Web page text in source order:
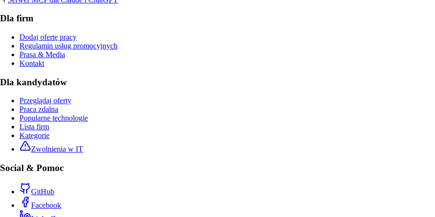
Dla firm
Dodaj ofertę pracy
Regulamin usług promocyjnych
Prasa & Media
Kontakt
Dla kandydatów
Przeglądaj oferty
Praca zdalna
Popularne technologie
Lista firm
Kategorie
Zwolnienia w IT
Social & Pomoc
GitHub
Facebook